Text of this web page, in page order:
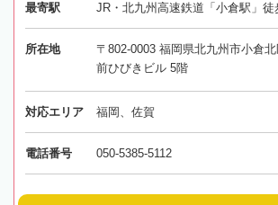
最寄駅 JR・北九州高速鉄道「小倉駅」徒
所在地
〒802-0003 福岡県北九州市小倉
前ひびきビル 5階
対応エリア 福岡、佐賀
電話番号 050-5385-5112